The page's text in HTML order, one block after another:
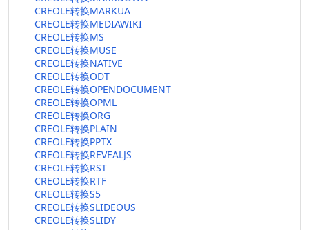
CREOLE转换MARKUA
CREOLE转换MEDIAWIKI
CREOLE转换MS
CREOLE转换MUSE
CREOLE转换NATIVE
CREOLE转换ODT
CREOLE转换OPENDOCUMENT
CREOLE转换OPML
CREOLE转换ORG
CREOLE转换PLAIN
CREOLE转换PPTX
CREOLE转换REVEALJS
CREOLE转换RST
CREOLE转换RTF
CREOLE转换S5
CREOLE转换SLIDEOUS
CREOLE转换SLIDY